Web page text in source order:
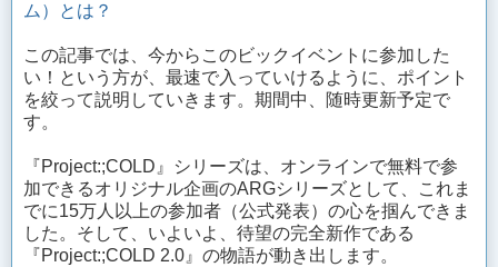
ム）とは？
この記事では、今からこのビックイベントに参加した
い！という方が、最速で入っていけるように、ポイント
を絞って説明していきます。期間中、随時更新予定で
す。
『Project:;COLD』シリーズは、オンラインで無料で参
加できるオリジナル企画のARGシリーズとして、これま
でに15万人以上の参加者（公式発表）の心を掴んできま
した。そして、いよいよ、待望の完全新作である
『Project:;COLD 2.0』の物語が動き出します。